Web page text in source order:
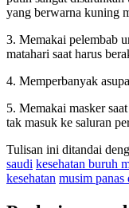
yang berwarna kuning
3. Memakai pelembab
matahari saat harus
4. Memperbanyak
5. Memakai masker
tak masuk ke saluran
Tulisan ini ditandai
saudi kesehatan buruh
kesehatan musim panas